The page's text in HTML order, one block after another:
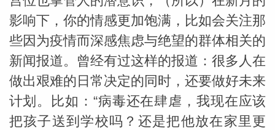
影响下，你的情感更加饱满，比如会关注那
些因为疫情而深感焦虑与绝望的群体相关的
新闻报道。曾经有过这样的报道：很多人在
做出艰难的日常决定的同时，还要做好未来
计划。比如：“病毒还在肆虐，我现在应该
把孩子送到学校吗？还是把他放在家里更